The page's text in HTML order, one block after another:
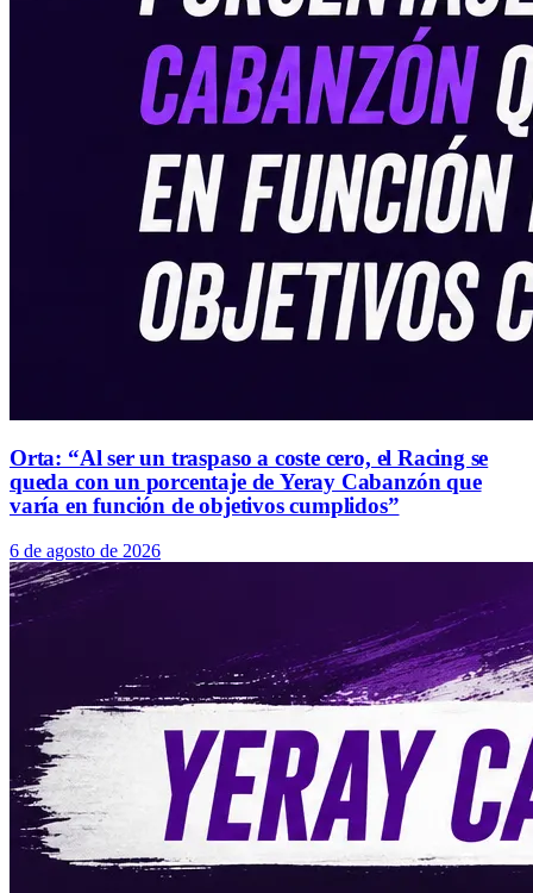
Orta: “Al ser un traspaso a coste cero, el Racing se
queda con un porcentaje de Yeray Cabanzón que
varía en función de objetivos cumplidos”
6 de agosto de 2026